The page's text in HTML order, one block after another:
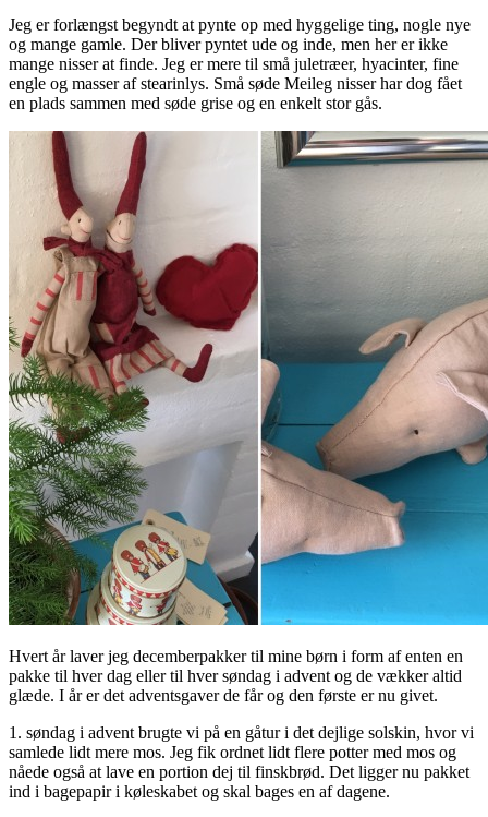
Jeg er forlængst begyndt at pynte op med hyggelige ting, nogle nye
og mange gamle. Der bliver pyntet ude og inde, men her er ikke
mange nisser at finde. Jeg er mere til små juletræer, hyacinter, fine
engle og masser af stearinlys. Små søde Meileg nisser har dog fået
en plads sammen med søde grise og en enkelt stor gås.
Hvert år laver jeg decemberpakker til mine børn i form af enten en
pakke til hver dag eller til hver søndag i advent og de vækker altid
glæde. I år er det adventsgaver de får og den første er nu givet.
1. søndag i advent brugte vi på en gåtur i det dejlige solskin, hvor vi
samlede lidt mere mos. Jeg fik ordnet lidt flere potter med mos og
nåede også at lave en portion dej til finskbrød. Det ligger nu pakket
ind i bagepapir i køleskabet og skal bages en af dagene.